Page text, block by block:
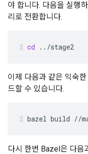
야 합니다. 다음을 실행
리로 전환합니다.
cd ../stage2
이제 다음과 같은 익숙
드할 수 있습니다.
bazel build //
다시 한번 Bazel은 다음